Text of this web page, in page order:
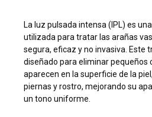
La luz pulsada intensa (IPL) es
utilizada para tratar las arañas
segura, eficaz y no invasiva. Este
diseñado para eliminar pequeños
aparecen en la superficie de la
piernas y rostro, mejorando su
un tono uniforme.